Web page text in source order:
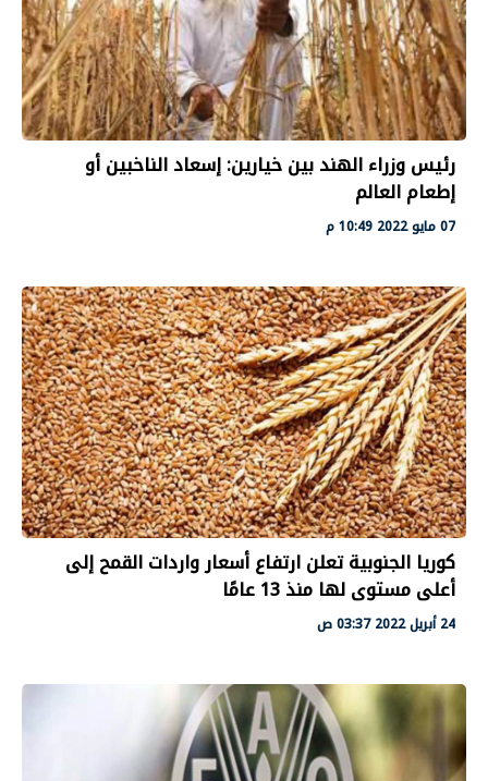
رئيس وزراء الهند بين خيارين: إسعاد الناخبين أو
إطعام العالم
07 مايو 2022 10:49 م
كوريا الجنوبية تعلن ارتفاع أسعار واردات القمح إلى
أعلى مستوى لها منذ 13 عامًا
24 أبريل 2022 03:37 ص